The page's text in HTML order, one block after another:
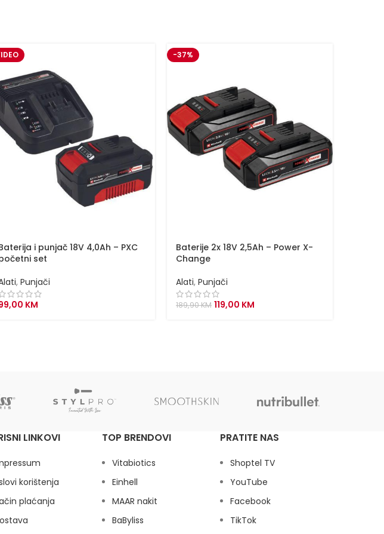
i punjač 18V 4,0Ah – PXC
set
, Punjači
KM
-37%
Baterije 2x 18V 2,5Ah – Power X-
Change
Alati, Punjači
189,90KM Original
119,00 KM
LINKOVI
korištenja
plaćanja
TOP BRENDOVI
Vitabiotics
Einhell
MAAR nakit
BaByliss
PRATITE NAS
Shoptel TV
YouTube
Facebook
TikTok